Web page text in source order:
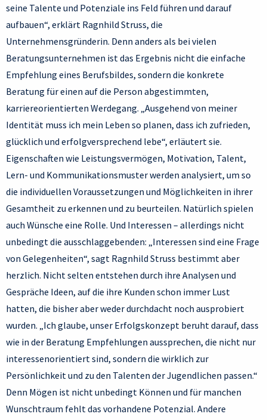
seine Talente und Potenziale ins Feld führen und darauf
aufbauen“, erklärt Ragnhild Struss, die
Unternehmensgründerin. Denn anders als bei vielen
Beratungsunternehmen ist das Ergebnis nicht die einfache
Empfehlung eines Berufsbildes, sondern die konkrete
Beratung für einen auf die Person abgestimmten,
karriereorientierten Werdegang. „Ausgehend von meiner
Identität muss ich mein Leben so planen, dass ich zufrieden,
glücklich und erfolgversprechend lebe“, erläutert sie.
Eigenschaften wie Leistungsvermögen, Motivation, Talent,
Lern- und Kommunikationsmuster werden analysiert, um so
die individuellen Voraussetzungen und Möglichkeiten in ihrer
Gesamtheit zu erkennen und zu beurteilen. Natürlich spielen
auch Wünsche eine Rolle. Und Interessen – allerdings nicht
unbedingt die ausschlaggebenden: „Interessen sind eine Frage
von Gelegenheiten“, sagt Ragnhild Struss bestimmt aber
herzlich. Nicht selten entstehen durch ihre Analysen und
Gespräche Ideen, auf die ihre Kunden schon immer Lust
hatten, die bisher aber weder durchdacht noch ausprobiert
wurden. „Ich glaube, unser Erfolgskonzept beruht darauf, dass
wie in der Beratung Empfehlungen aussprechen, die nicht nur
interessenorientiert sind, sondern die wirklich zur
Persönlichkeit und zu den Talenten der Jugendlichen passen.“
Denn Mögen ist nicht unbedingt Können und für manchen
Wunschtraum fehlt das vorhandene Potenzial. Andere